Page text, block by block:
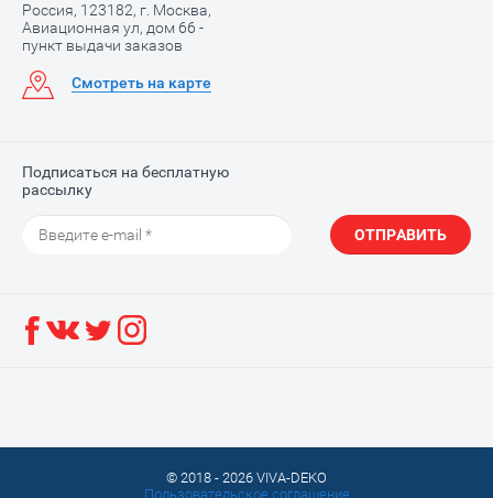
Россия, 123182, г. Москва,
Авиационная ул, дом 66 -
пункт выдачи заказов
Смотреть на карте
Подписаться на бесплатную
рассылку
ОТПРАВИТЬ
© 2018 - 2026 VIVA-DEKO
Пользовательское соглашение